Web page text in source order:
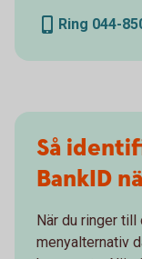
Ring 044-
Så
BankID
När du ringer
menyalternativ